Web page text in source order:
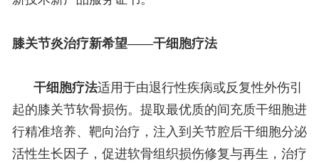
膝关节炎治疗新希望——干细胞疗法
干细胞疗法适用于由退行性疾病或反复性外伤引
起的膝关节软骨损伤。提取最优质的间充质干细胞进
行精准培养、靶向治疗，注入到关节腔后干细胞分泌
活性生长因子，促进软骨组织损伤修复与再生，治疗